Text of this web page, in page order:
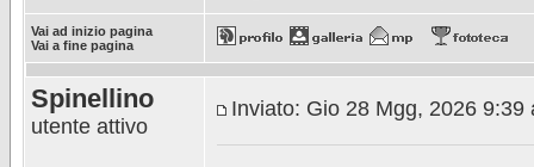
Vai ad inizio pagina
Vai a fine pagina
Spinellino
utente attivo
Inviato: Gio 28 Mgg, 2026 9:39